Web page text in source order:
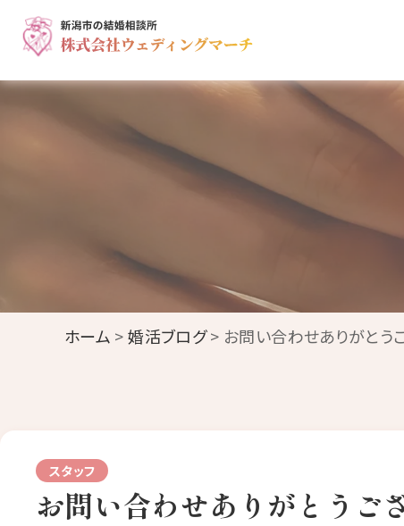
ホーム >婚活ブログ> お問い合わせありがとう
スタッフ
お問い合わせありがとう